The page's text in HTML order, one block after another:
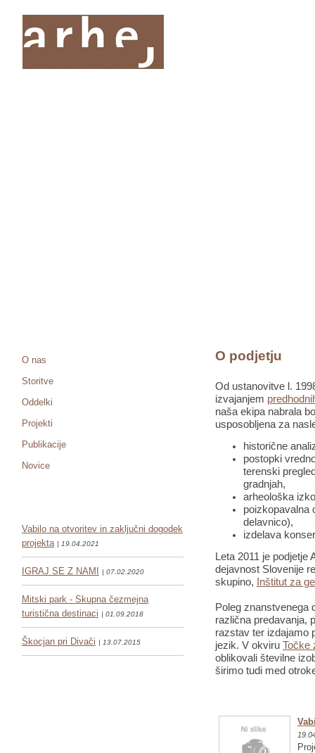
O nas
Storitve
Oddelki
Projekti
Publikacije
Novice
Vabilo na otvoritev in zaključni dogodek
projekta | 19.04.2021
IGRAJ SE Z NAMI | 07.02.2020
Mitski park - Skupna čezmejna
turistična destinaci | 01.09.2018
Škocjan pri Divači | 13.07.2015
O podjetju
Od ustanovitve l.
izvajanjem
naša ekipa nabrala
usposobljena za
historične
postopki
terenski
gradnjah,
arheološka
poizkopavalna
delavnico),
izdelava
Leta 2011 je
dejavnost Slovenije
skupino,
Inštitut za
Poleg znanstvenega
različna predavanja,
razstav ter izdajamo
jezik. V okviru Točke
oblikovali številne
širimo tudi med